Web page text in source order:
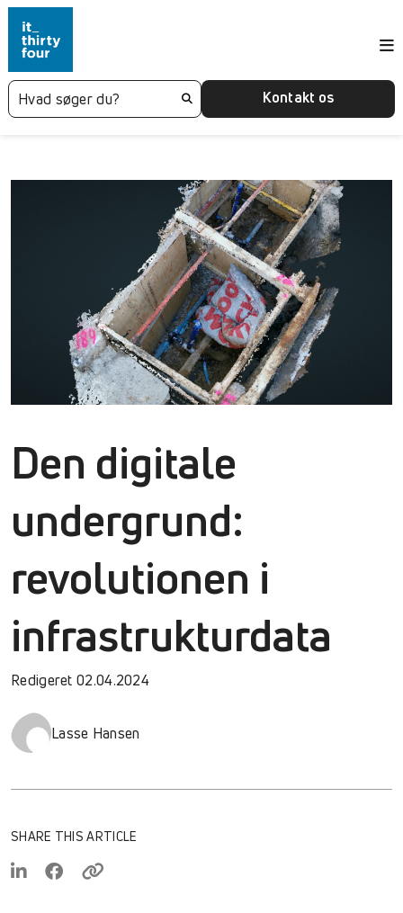
Kontakt os
Den digitale
undergrund:
revolutionen i
infrastrukturdata
Redigeret 02.04.2024
Lasse Hansen
SHARE THIS ARTICLE